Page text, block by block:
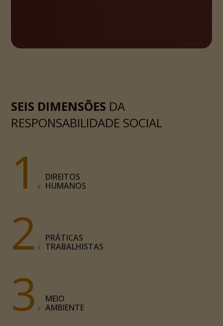
SEIS DIMENSÕES DA
RESPONSABILIDADE SOCIAL
1
DIREITOS
HUMANOS
2
PRÁTICAS
TRABALHISTAS
3
MEIO
AMBIENTE